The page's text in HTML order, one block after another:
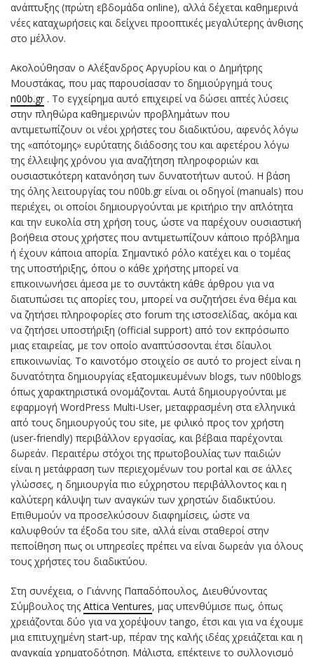
ανάπτυξης (πρώτη εβδομάδα online), αλλά δέχεται καθημερινά
νέες καταχωρήσεις και δείχνει προοπτικές μεγαλύτερης άνθισης
στο μέλλον.
Ακολούθησαν ο Αλέξανδρος Αργυρίου και ο Δημήτρης
Μουστάκας, που μας παρουσίασαν το δημιούργημά τους
n00b.gr . To εγχείρημα αυτό επιχειρεί να δώσει απτές λύσεις
στην πληθώρα καθημερινών προβλημάτων που
αντιμετωπίζουν οι νέοι χρήστες του διαδικτύου, αφενός λόγω
της «απότομης» ευρύτατης διάδοσης του και αφετέρου λόγω
της έλλειψης χρόνου για αναζήτηση πληροφοριών και
ουσιαστικότερη κατανόηση των δυνατοτήτων αυτού. Η βάση
της όλης λειτουργίας του n00b.gr είναι οι οδηγοί (manuals) που
περιέχει, οι οποίοι δημιουργούνται με κριτήριο την απλότητα
και την ευκολία στη χρήση τους, ώστε να παρέχουν ουσιαστική
βοήθεια στους χρήστες που αντιμετωπίζουν κάποιο πρόβλημα
ή έχουν κάποια απορία. Σημαντικό ρόλο κατέχει και ο τομέας
της υποστήριξης, όπου ο κάθε χρήστης μπορεί να
επικοινωνήσει άμεσα με το συντάκτη κάθε άρθρου για να
διατυπώσει τις απορίες του, μπορεί να συζητήσει ένα θέμα και
να ζητήσει πληροφορίες στο forum της ιστοσελίδας, ακόμα και
να ζητήσει υποστήριξη (official support) από τον εκπρόσωπο
μιας εταιρείας, με τον οποίο αναπτύσσονται έτσι δίαυλοι
επικοινωνίας. Το καινοτόμο στοιχείο σε αυτό το project είναι η
δυνατότητα δημιουργίας εξατομικευμένων blogs, των n00blogs
όπως χαρακτηριστικά ονομάζονται. Αυτά δημιουργούνται με
εφαρμογή WordPress Multi-User, μεταφρασμένη στα ελληνικά
από τους δημιουργούς του site, με φιλικό προς τον χρήστη
(user-friendly) περιβάλλον εργασίας, και βέβαια παρέχονται
δωρεάν. Περαιτέρω στόχοι της πρωτοβουλίας των παιδιών
είναι η μετάφραση των περιεχομένων του portal και σε άλλες
γλώσσες, η δημιουργία πιο εύχρηστου περιβάλλοντος και η
καλύτερη κάλυψη των αναγκών των χρηστών διαδικτύου.
Επιθυμούν να προσελκύσουν διαφημίσεις, ώστε να
καλυφθούν τα έξοδα του site, αλλά είναι σταθεροί στην
πεποίθηση πως οι υπηρεσίες πρέπει να είναι δωρεάν για όλους
τους χρήστες του διαδικτύου.
Στη συνέχεια, ο Γιάννης Παπαδόπουλος, Διευθύνοντας
Σύμβουλος της Attica Ventures, μας υπενθύμισε πως, όπως
χρειάζονται δύο για να χορέψουν tango, έτσι και για να έχουμε
μια επιτυχημένη start-up, πέραν της καλής ιδέας χρειάζεται και η
αναγκαία χρηματοδότηση. Μάλιστα, επέκτεινε το συλλογισμό